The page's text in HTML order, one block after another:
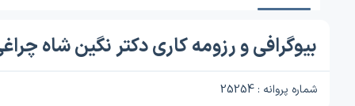
بیوگرافی و رزومه کاری دکتر نگین شاه
شماره پروانه : 25254